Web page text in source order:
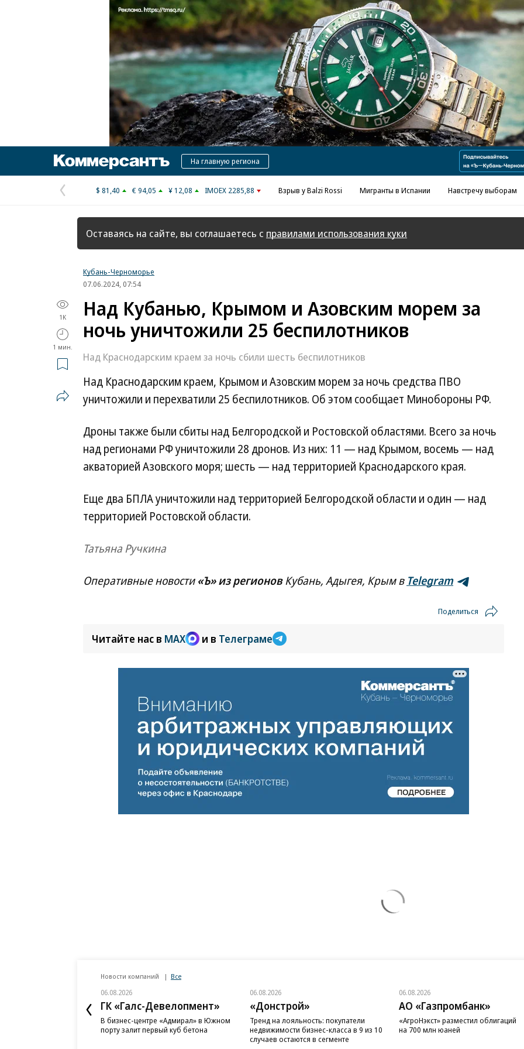
Реклама в «Ъ» www.kommersant.ru/ad
КоммерсантъНа главную региона
Предыдущая
страница
$ 81,40 € 94,05 ¥ 12,08 IMOEX 2285,88 Взрыв у Balzi Rossi Мигранты в Испании Навстречу выборам
Оставаясь на сайте, вы соглашаетесь с правилами использования куки
Кубань-Черноморье
07.06.2024, 07:54
1K
1 мин.
Над Кубанью, Крымом и Азовским морем за
ночь уничтожили 25 беспилотников
Над Краснодарским краем за ночь сбили шесть беспилотников
Над Краснодарским краем, Крымом и Азовским морем за ночь средства ПВО
уничтожили и перехватили 25 беспилотников. Об этом сообщает Минобороны РФ.
Дроны также были сбиты над Белгородской и Ростовской областями. Всего за ночь
над регионами РФ уничтожили 28 дронов. Из них: 11 — над Крымом, восемь — над
акваторией Азовского моря; шесть — над территорией Краснодарского края.
Еще два БПЛА уничтожили над территорией Белгородской области и один — над
территорией Ростовской области.
Татьяна Ручкина
Оперативные новости«Ъ» из регионовКубань, Адыгея, Крым в Telegram
Поделиться
Читайте нас в MAX и в Телеграме
Новости компаний Все
06.08.2026
ГК «Галс-Девелопмент»
В бизнес-центре «Адмирал» в Южном
порту залит первый куб бетона
06.08.2026
«Донстрой»
Тренд на лояльность: покупатели
недвижимости бизнес-класса в 9 из 10
случаев остаются в сегменте
06.08.2026
АО «Газпромбанк»
«АгроНэкст» разместил облигаций
на 700 млн юаней